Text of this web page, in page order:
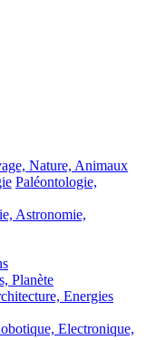
Nature, Animaux
Paléontologie,
Astronomie,
Planète
Energies
Electronique,